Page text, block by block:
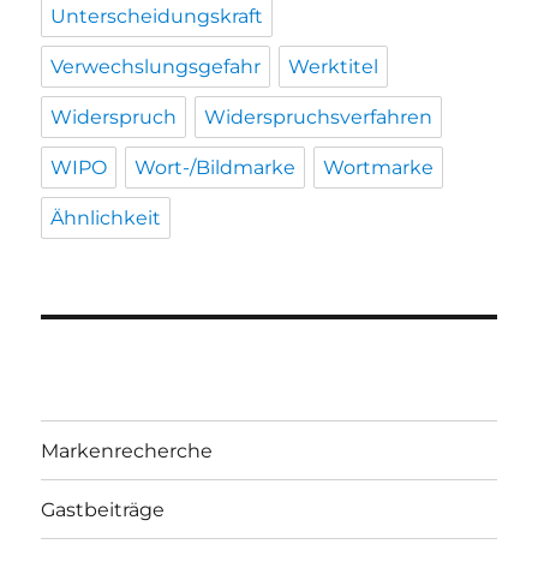
Unterscheidungskraft
Verwechslungsgefahr Werktitel
Widerspruch Widerspruchsverfahren
WIPO Wort-/Bildmarke Wortmarke
Ähnlichkeit
Markenrecherche
Gastbeiträge